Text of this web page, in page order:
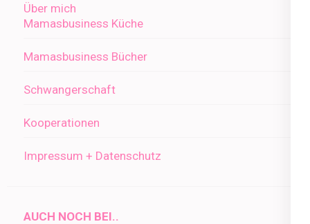
Über mich
Mamasbusiness Küche
Mamasbusiness Bücher
Schwangerschaft
Kooperationen
Impressum + Datenschutz
AUCH NOCH BEI..